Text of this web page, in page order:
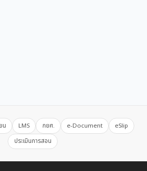
น LMS กยศ. e-Document
eSlip
ประเมินการสอน